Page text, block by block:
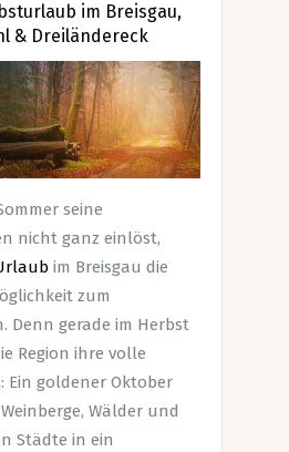
im Breisgau,
& Dreiländereck
seine
nicht ganz einlöst,
im Breisgau die
zum
Denn gerade im Herbst
Region ihre volle
Ein goldener Oktober
Wälder und
Städte in ein